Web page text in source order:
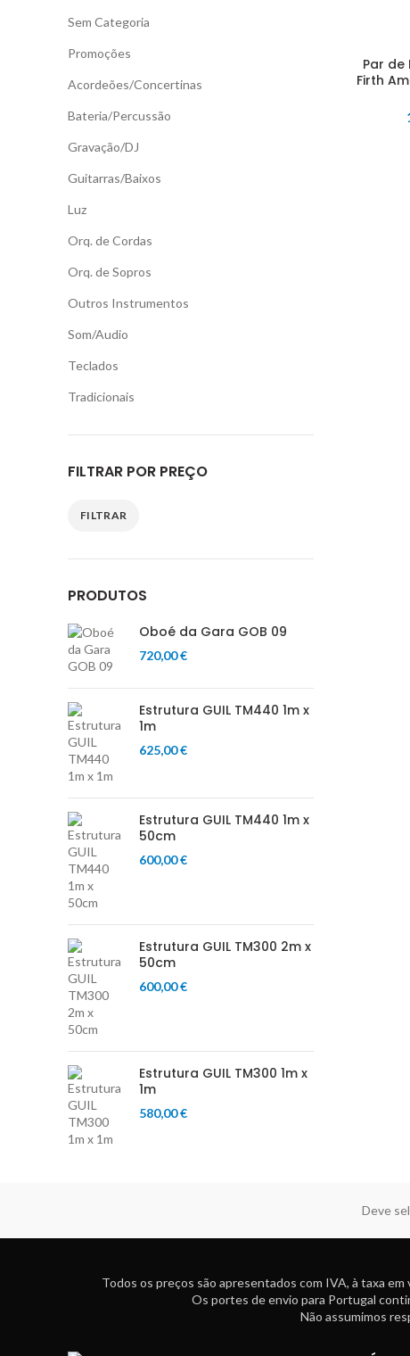
Sem Categoria
Promoções
Acordeões/Concertinas
Bateria/Percussão
Gravação/DJ
Guitarras/Baixos
Luz
Orq. de Cordas
Orq. de Sopros
Outros Instrumentos
Som/Audio
Teclados
Tradicionais
FILTRAR POR PREÇO
FILTRAR
PRODUTOS
Oboé da Gara GOB 09
720,00€
Estrutura GUIL TM440 1m x
1m
625,00€
Estrutura GUIL TM440 1m x
50cm
600,00€
Estrutura GUIL TM300 2m x
50cm
600,00€
Estrutura GUIL TM300 1m x
1m
580,00€
Par de
Firth
Deve
Todos os preços são apresentados com IVA, à taxa
Os portes de envio para Portugal
Não assumimos